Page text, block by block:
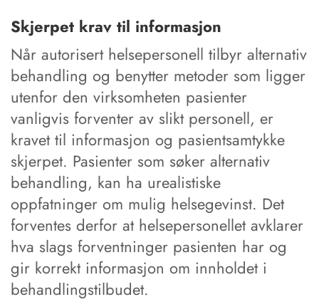
Skjerpet krav til informasjon
Når autorisert helsepersonell tilbyr alternativ
behandling og benytter metoder som ligger
utenfor den virksomheten pasienter
vanligvis forventer av slikt personell, er
kravet til informasjon og pasientsamtykke
skjerpet. Pasienter som søker alternativ
behandling, kan ha urealistiske
oppfatninger om mulig helsegevinst. Det
forventes derfor at helsepersonellet avklarer
hva slags forventninger pasienten har og
gir korrekt informasjon om innholdet i
behandlingstilbudet.